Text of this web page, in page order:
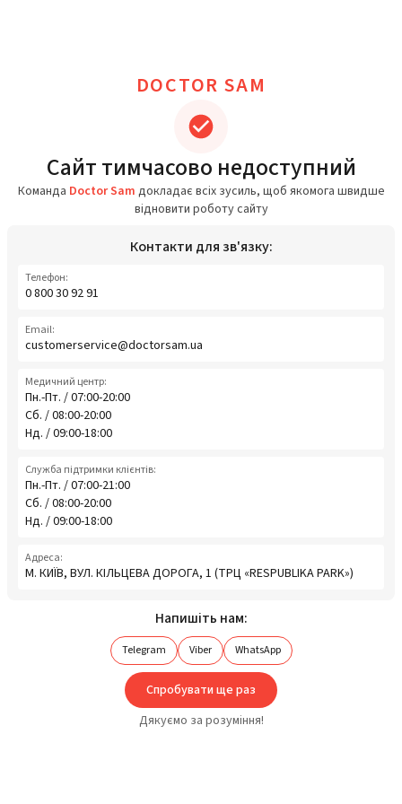
DOCTOR SAM
Сайт тимчасово недоступний
Команда Doctor Sam докладає всіх зусиль, щоб якомога швидше
відновити роботу сайту
Контакти для зв'язку:
Телефон:
0 800 30 92 91
Email:
customerservice@doctorsam.ua
Медичний центр:
Пн.-Пт. / 07:00-20:00
Сб. / 08:00-20:00
Нд. / 09:00-18:00
Служба підтримки клієнтів:
Пн.-Пт. / 07:00-21:00
Сб. / 08:00-20:00
Нд. / 09:00-18:00
Адреса:
М. КИЇВ, ВУЛ. КІЛЬЦЕВА ДОРОГА, 1 (ТРЦ «RESPUBLIKA PARK»)
Напишіть нам:
Telegram Viber WhatsApp
Спробувати ще раз
Дякуємо за розуміння!